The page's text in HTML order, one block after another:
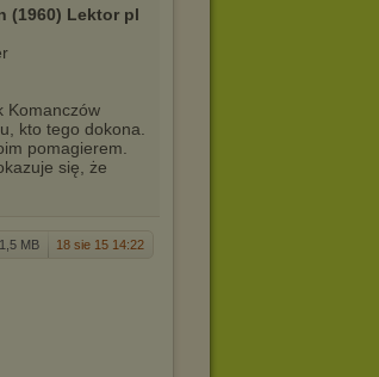
(1960) Lektor pl
Komanczów
kto tego dokona.
pomagierem.
się, że
MB 18 sie 15 14:22